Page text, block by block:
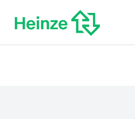
Inhalt
springen